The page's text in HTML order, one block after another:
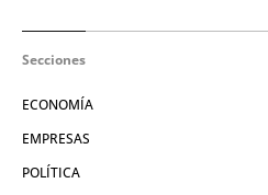
Secciones
ECONOMÍA
EMPRESAS
POLÍTICA